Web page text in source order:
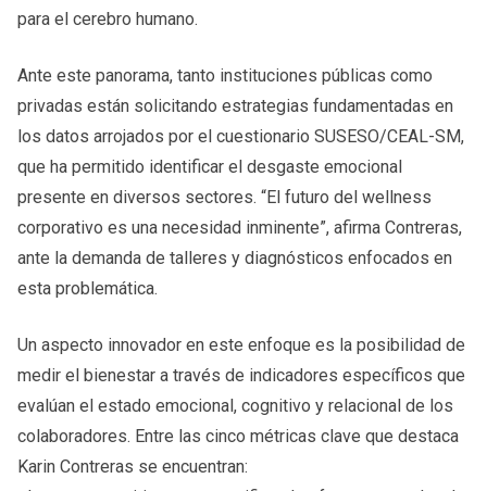
para el cerebro humano.
Ante este panorama, tanto instituciones públicas como
privadas están solicitando estrategias fundamentadas en
los datos arrojados por el cuestionario SUSESO/CEAL-SM,
que ha permitido identificar el desgaste emocional
presente en diversos sectores. “El futuro del wellness
corporativo es una necesidad inminente”, afirma Contreras,
ante la demanda de talleres y diagnósticos enfocados en
esta problemática.
Un aspecto innovador en este enfoque es la posibilidad de
medir el bienestar a través de indicadores específicos que
evalúan el estado emocional, cognitivo y relacional de los
colaboradores. Entre las cinco métricas clave que destaca
Karin Contreras se encuentran: